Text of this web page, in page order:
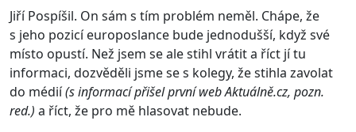
Jiří Pospíšil. On sám s tím problém neměl. Chápe, že
s jeho pozicí europoslance bude jednodušší, když své
místo opustí. Než jsem se ale stihl vrátit a říct jí tu
informaci, dozvěděli jsme se s kolegy, že stihla zavolat
do médií(s informací přišel první web Aktuálně.cz, pozn.
red.) a říct, že pro mě hlasovat nebude.